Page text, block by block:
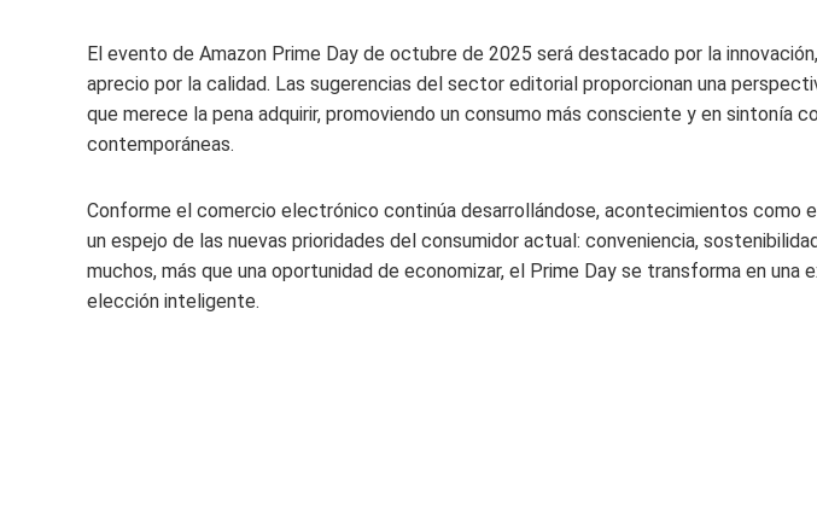
El evento de Amazon Prime Day de octubre de 2025 será destacado por la
aprecio por la calidad. Las sugerencias del sector editorial proporcionan una
que merece la pena adquirir, promoviendo un consumo más consciente y en sintonía
contemporáneas.
Conforme el comercio electrónico continúa desarrollándose, acontecimientos como
un espejo de las nuevas prioridades del consumidor actual: conveniencia,
muchos, más que una oportunidad de economizar, el Prime Day se transforma en una
elección inteligente.